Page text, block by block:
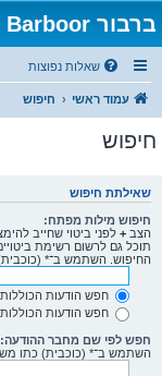
ברבור Barboor
שאלות נפוצות
עמוד ראשי חיפוש
חיפוש
שאילתת חיפוש
חיפוש מילות מפתח:
הצב + לפני ביטוי שחייב
תוכל גם לרשום רשימת
החיפוש. השתמש ב־*
חפש הודעות
חפש הודעות
חפש לפי שם מחבר ההודעה:
השתמש ב־* (כוכבית) כתו